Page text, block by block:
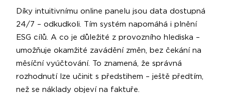
Díky intuitivnímu online panelu jsou data dostupná
24/7 – odkudkoli. Tím systém napomáhá i plnění
ESG cílů. A co je důležité z provozního hlediska –
umožňuje okamžité zavádění změn, bez čekání na
měsíční vyúčtování. To znamená, že správná
rozhodnutí lze učinit s předstihem – ještě předtím,
než se náklady objeví na faktuře.